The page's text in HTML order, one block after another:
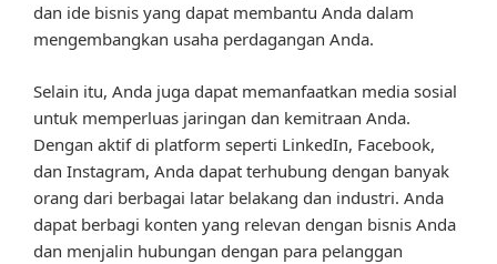
dan ide bisnis yang dapat membantu Anda dalam
mengembangkan usaha perdagangan Anda.
Selain itu, Anda juga dapat memanfaatkan media sosial
untuk memperluas jaringan dan kemitraan Anda.
Dengan aktif di platform seperti LinkedIn, Facebook,
dan Instagram, Anda dapat terhubung dengan banyak
orang dari berbagai latar belakang dan industri. Anda
dapat berbagi konten yang relevan dengan bisnis Anda
dan menjalin hubungan dengan para pelanggan